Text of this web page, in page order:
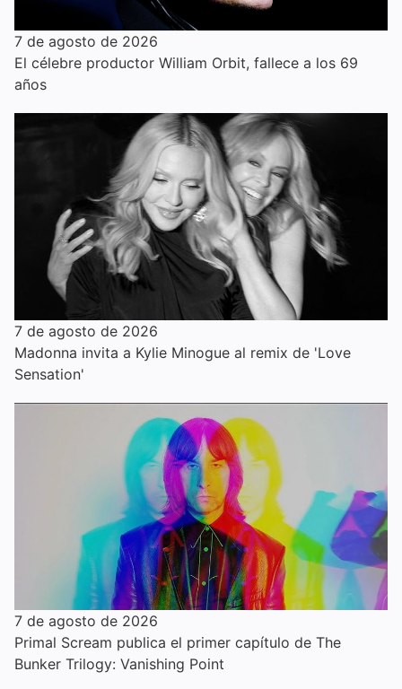
7 de agosto de 2026
El célebre productor William Orbit, fallece a los 69
años
7 de agosto de 2026
Madonna invita a Kylie Minogue al remix de 'Love
Sensation'
7 de agosto de 2026
Primal Scream publica el primer capítulo de The
Bunker Trilogy: Vanishing Point